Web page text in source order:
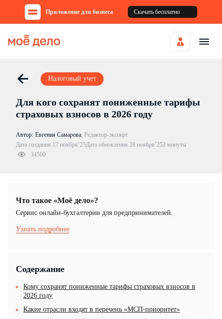
Приложение для бизнеса Скачать бесплатно
Налоговый учет
Для кого сохранят пониженные тарифы
страховых взносов в 2026 году
Автор: Евгения Самарова, Редактор-эксперт
Дата создания 17 ноября’25Дата обновления 28 ноября’253 минуты
34500
Что такое «Моё дело»?
Cервис онлайн-бухгалтерии для предпринимателей.
Узнать подробнее
Содержание
Кому сохранят пониженные тарифы страховых взносов в
2026 году
Какие отрасли входят в перечень «МСП-приоритет»